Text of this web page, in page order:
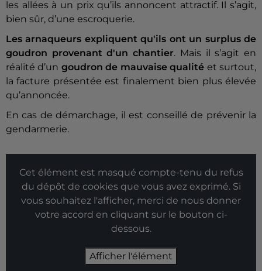
les allées à un prix qu’ils annoncent attractif. Il s’agit,
bien sûr, d’une escroquerie.
Les arnaqueurs expliquent qu'ils ont un surplus de
goudron provenant d'un chantier. Mais il s’agit en
réalité d’un goudron de mauvaise qualité et surtout,
la facture présentée est finalement bien plus élevée
qu’annoncée.
En cas de démarchage, il est conseillé de prévenir la
gendarmerie.
Cet élément est masqué compte-tenu du refus
du dépôt de cookies que vous avez exprimé. Si
vous souhaitez l'afficher, merci de nous donner
votre accord en cliquant sur le bouton ci-
dessous.
Afficher l'élément